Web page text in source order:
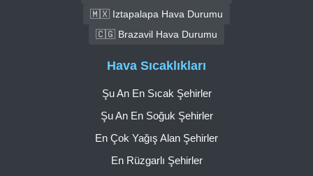
🇲🇽 Iztapalapa Hava Durumu
🇨🇬 Brazavil Hava Durumu
Hava Sıcaklıkları
Şu An En Sıcak Şehirler
Şu An En Soğuk Şehirler
En Çok Yağış Alan Şehirler
En Rüzgarlı Şehirler